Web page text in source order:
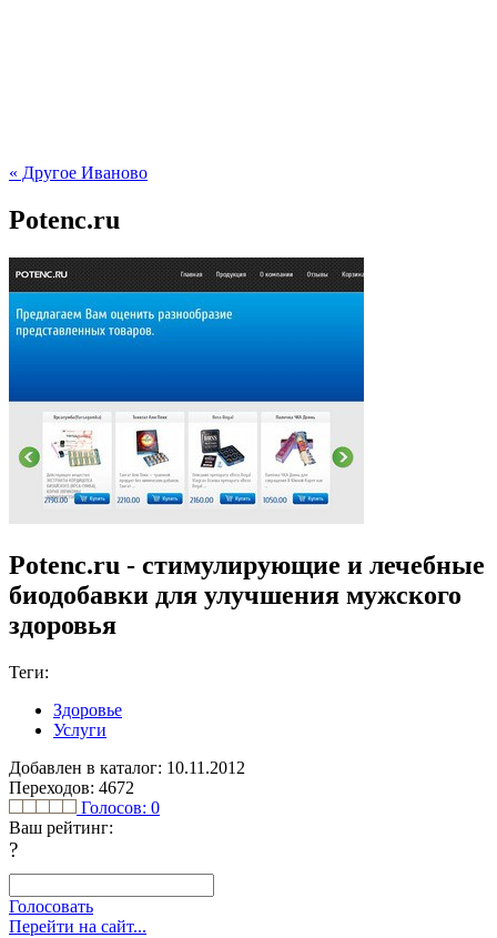
« Другое Иваново
Potenc.ru
Potenc.ru - стимулирующие и лечебные
биодобавки для улучшения мужского
здоровья
Теги:
Здоровье
Услуги
Добавлен в каталог: 10.11.2012
Переходов: 4672
Голосов: 0
Ваш рейтинг:
?
Голосовать
Перейти на сайт...